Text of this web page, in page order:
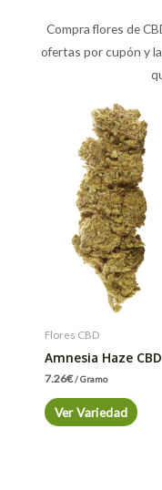
Compra flores de
ofertas por cupón y
Flores CBD
Amnesia Haze CBD
7.26€/ Gramo
Ver Variedad